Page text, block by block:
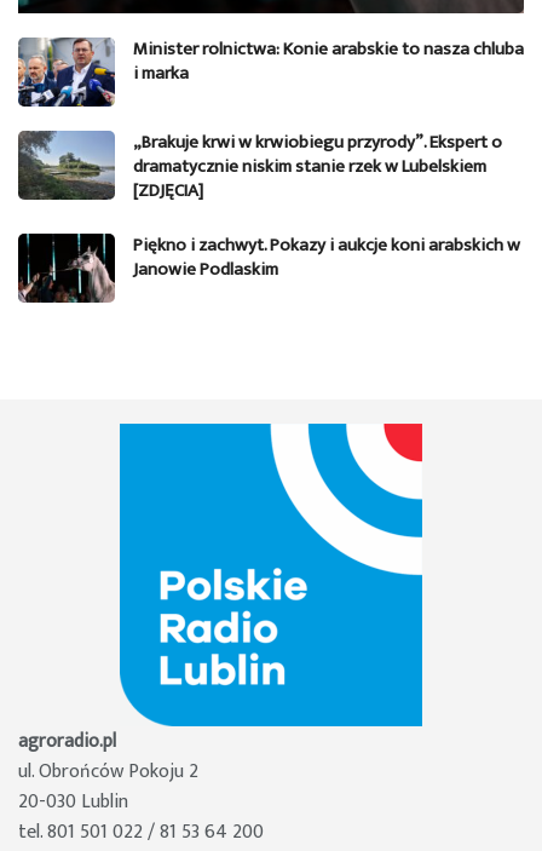
Minister rolnictwa: Konie arabskie to nasza chluba
i marka
„Brakuje krwi w krwiobiegu przyrody”. Ekspert o
dramatycznie niskim stanie rzek w Lubelskiem
[ZDJĘCIA]
Piękno i zachwyt. Pokazy i aukcje koni arabskich w
Janowie Podlaskim
agroradio.pl
ul. Obrońców Pokoju 2
20-030 Lublin
tel. 801 501 022 / 81 53 64 200